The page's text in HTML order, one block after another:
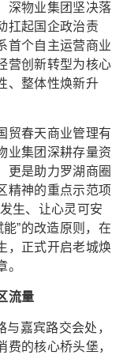
深物业集团坚决落
扛起国企政治责
首个自主运营商业
营创新转型为核心
、整体性焕新升
春天商业管理有
业集团深耕存量资
更是助力罗湖商圈
精神的重点示范项
生、让心灵可安
”的改造原则，在
，正式开启老城焕
流量
嘉宾路交会处，
的核心桥头堡，